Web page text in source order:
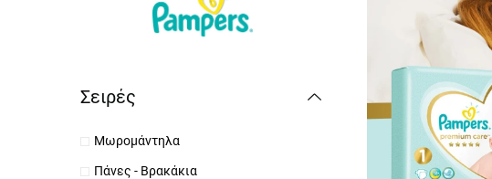
Σειρές
Μωρομάντηλα
Πάνες - Βρακάκια